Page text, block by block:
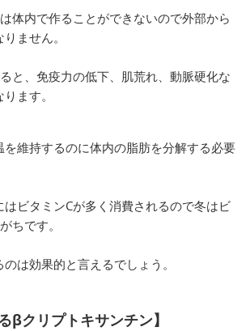
体内で作ることができないので外部から
ません。
と、免疫力の低下、肌荒れ、動脈硬化な
ます。
維持するのに体内の脂肪を分解する必要
ビタミンCが多く消費されるので冬はビ
ちです。
は効果的と言えるでしょう。
βクリプトキサンチン】